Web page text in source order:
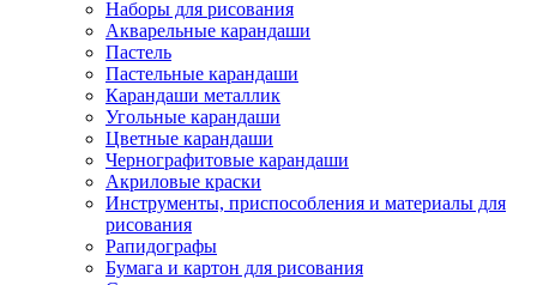
Наборы для рисования
Акварельные карандаши
Пастель
Пастельные карандаши
Карандаши металлик
Угольные карандаши
Цветные карандаши
Чернографитовые карандаши
Акриловые краски
Инструменты, приспособления и материалы для
рисования
Рапидографы
Бумага и картон для рисования